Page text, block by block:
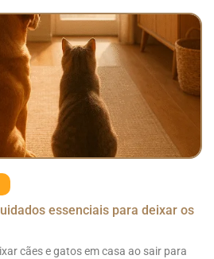
essenciais para deixar os
cães e gatos em casa ao sair para